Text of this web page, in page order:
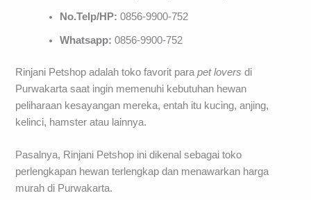
No.Telp/HP:0856-9900-752
Whatsapp:0856-9900-752
Rinjani Petshop adalah toko favorit parapet lovers di
Purwakarta saat ingin memenuhi kebutuhan hewan
peliharaan kesayangan mereka, entah itu kucing, anjing,
kelinci, hamster atau lainnya.
Pasalnya, Rinjani Petshop ini dikenal sebagai toko
perlengkapan hewan terlengkap dan menawarkan harga
murah di Purwakarta.